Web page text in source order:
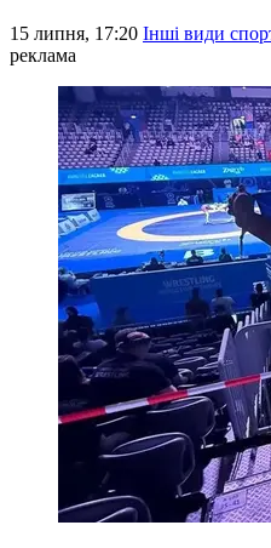
15 липня, 17:20 Інші види
реклама